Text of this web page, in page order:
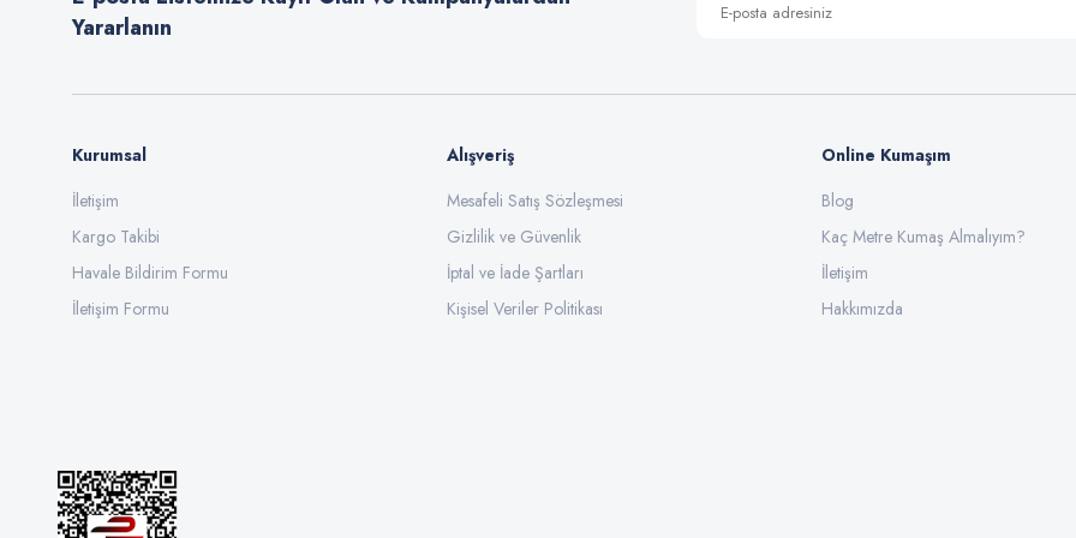
Ürün fiyatı diğer sitelerden daha pahalı.
Gönder
Yararlanın
Kurumsal
İletişim
Kargo Takibi
Havale Bildirim Formu
İletişim Formu
Alışveriş
Mesafeli Satış Sözleşmesi
Gizlilik ve Güvenlik
İptal ve İade Şartları
Kişisel Veriler Politikası
Online Kumaşım
Blog
Kaç Metre Kumaş Almalıyım?
İletişim
Hakkımızda